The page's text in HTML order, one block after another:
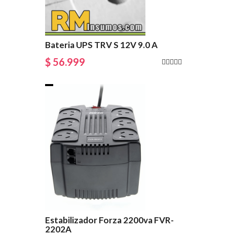
Bateria UPS TRV S 12V 9.0 A
$ 56.999
Estabilizador Forza 2200va FVR-
2202A